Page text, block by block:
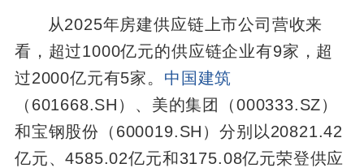
从2025年房建供应链上市公司营收来
看，超过1000亿元的供应链企业有9家，超
过2000亿元有5家。 中国建筑
（601668.SH）、美的集团（000333.SZ）
和宝钢股份（600019.SH）分别以20821.42
亿元、4585.02亿元和3175.08亿元荣登供应